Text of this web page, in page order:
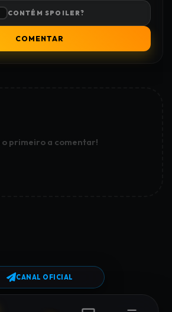
CONTÉM SPOILER?
COMENTAR
o primeiro a comentar!
CANAL OFICIAL